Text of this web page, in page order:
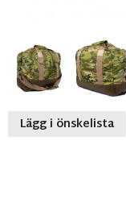
Lägg i önskelista